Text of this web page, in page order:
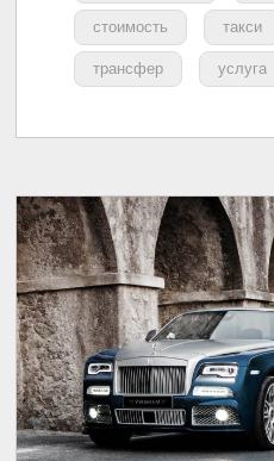
стоимость такси
трансфер услуга